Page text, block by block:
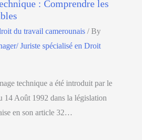
: Comprendre les
du travail camerounais / By
Juriste spécialisé en Droit
technique a été introduit par le
14 Août 1992 dans la législation
en son article 32…